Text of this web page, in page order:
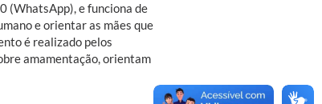
(WhatsApp), e funciona de
e orientar as mães que
é realizado pelos
amamentação, orientam